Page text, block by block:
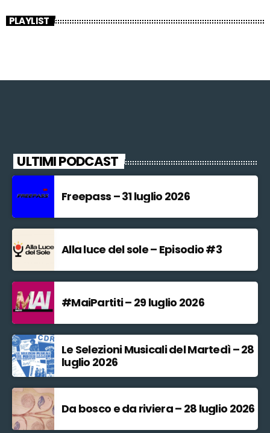
PLAYLIST
ULTIMI PODCAST
Freepass – 31 luglio 2026
Alla luce del sole – Episodio #3
#MaiPartiti – 29 luglio 2026
Le Selezioni Musicali del Martedì – 28
luglio 2026
Da bosco e da riviera – 28 luglio 2026